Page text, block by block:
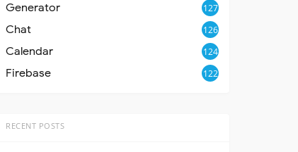
Generator 127
Chat 126
Calendar 124
Firebase 122
RECENT POSTS